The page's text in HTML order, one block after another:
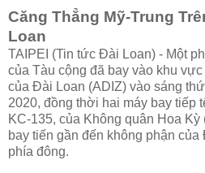
Căng Thẳng Mỹ-Trung
Loan
TAIPEI (Tin tức Đài Loan) - Một
của Tàu cộng đã bay vào khu
của Đài Loan (ADIZ) vào sáng
2020, đồng thời hai máy bay tiếp
KC-135, của Không quân Hoa
bay tiến gần đến không phận
phía đông.